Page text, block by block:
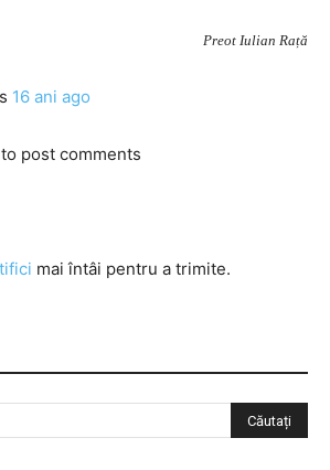
Preot Iulian Rață
16 ani ago
to post comments
mai întâi pentru a trimite.